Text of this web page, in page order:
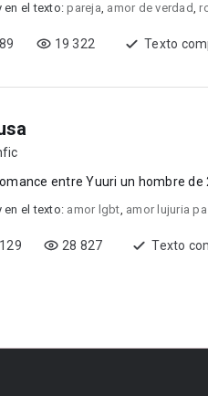
en el texto:pareja, amor de verdad,
89 19 322 Texto
entre Yuuri un hombre de
en el texto: amor lgbt, amor lujuria
129 28 827 Texto